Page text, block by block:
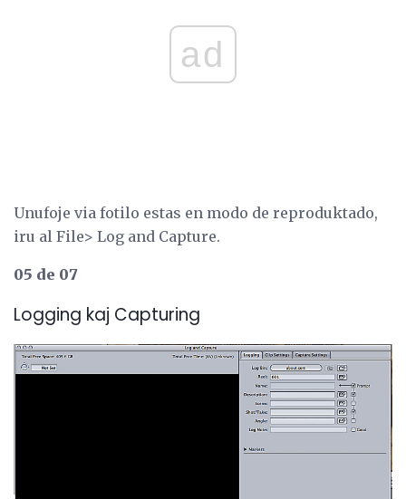
ad
Unufoje via fotilo estas en modo de reproduktado,
iru al File> Log and Capture.
05 de 07
Logging kaj Capturing